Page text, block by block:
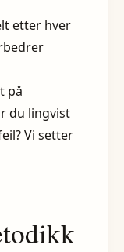
etter hver
på
du lingvist
Vi setter